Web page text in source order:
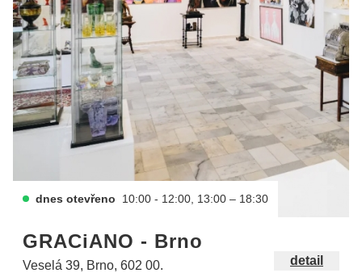
dnes otevřeno 10:00 - 12:00, 13:00 – 18:30
GRACiANO - Brno
Veselá 39, Brno, 602 00. detail